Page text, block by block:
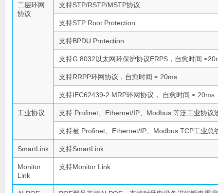
二层环网
协议
支持STP/RSTP/MSTP协议
支持STP Root Protection
支持BPDU Protection
支持G.8032以太网环保护协议ERPS，自愈时间
支持RRPP环网协议，自愈时间 ≤ 20ms
支持IEC62439-2 MRP环网协议， 自愈时间 ≤ 20ms
工业协议 支持 Profinet、Ethernet/IP、Modbus 等泛工业协议
支持被 Profinet、Ethernet/IP、Modbus TCP工业总
SmartLink 支持SmartLink
Monitor
Link
支持Monitor Link